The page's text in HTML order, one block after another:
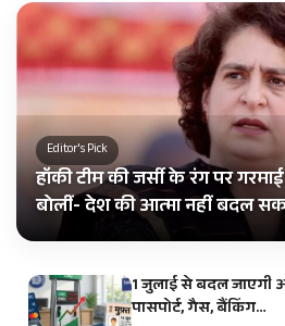
Editor's Pick
हॉकी टीम की जर्सी के रंग पर गरमाई
बोलीं- देश की आत्मा नहीं बदल
1 जुलाई से बदल
पासपोर्ट, गैस, बैंकिंग…